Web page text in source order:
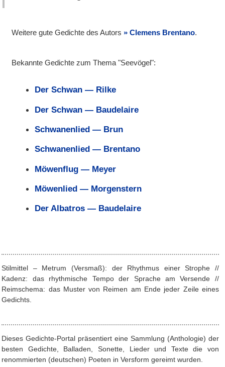
Weitere gute Gedichte des Autors Clemens Brentano.
Bekannte Gedichte zum Thema "Seevögel":
Der Schwan — Rilke
Der Schwan — Baudelaire
Schwanenlied — Brun
Schwanenlied — Brentano
Möwenflug — Meyer
Möwenlied — Morgenstern
Der Albatros — Baudelaire
Stilmittel – Metrum (Versmaß): der Rhythmus einer Strophe //
Kadenz: das rhythmische Tempo der Sprache am Versende //
Reimschema: das Muster von Reimen am Ende jeder Zeile eines
Gedichts.
Dieses Gedichte-Portal präsentiert eine Sammlung (Anthologie) der
besten Gedichte, Balladen, Sonette, Lieder und Texte die von
renommierten (deutschen) Poeten in Versform gereimt wurden.